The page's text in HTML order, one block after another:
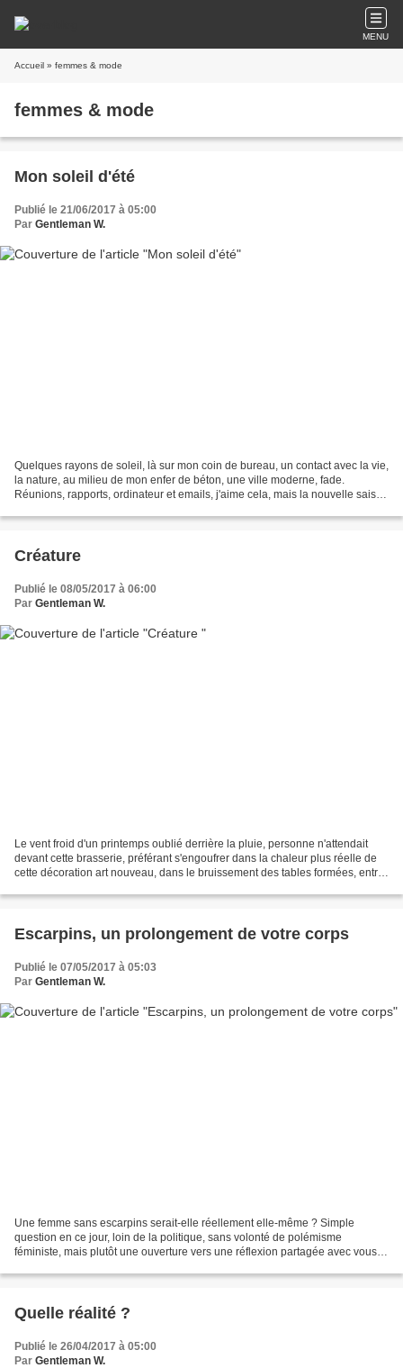
MENU
Accueil » femmes & mode
femmes & mode
Mon soleil d'été
Publié le 21/06/2017 à 05:00
Par Gentleman W.
Quelques rayons de soleil, là sur mon coin de bureau, un contact avec la vie,
la nature, au milieu de mon enfer de béton, une ville moderne, fade.
Réunions, rapports, ordinateur et emails, j'aime cela, mais la nouvelle saison
Créature
Publié le 08/05/2017 à 06:00
Par Gentleman W.
Le vent froid d'un printemps oublié derrière la pluie, personne n'attendait
devant cette brasserie, préférant s'engoufrer dans la chaleur plus réelle de
cette décoration art nouveau, dans le bruissement des tables formées, entre
Escarpins, un prolongement de votre corps
Publié le 07/05/2017 à 05:03
Par Gentleman W.
Une femme sans escarpins serait-elle réellement elle-même ? Simple
question en ce jour, loin de la politique, sans volonté de polémisme
féministe, mais plutôt une ouverture vers une réflexion partagée avec vous,
Quelle réalité ?
Publié le 26/04/2017 à 05:00
Par Gentleman W.